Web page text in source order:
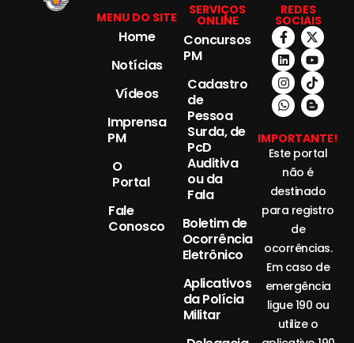
MENU DO SITE
Home
Notícias
Vídeos
Imprensa
PM
O
Portal
Fale
Conosco
SERVIÇOS
ONLINE
Concursos
PM
Cadastro
de
Pessoa
Surda, de
PcD
Auditiva
ou da
Fala
Boletim de
Ocorrência
Eletrônico
Aplicativos
da Polícia
Militar
REDES
SOCIAIS
IMPORTANTE!
Este portal
não é
destinado
para registro
de
ocorrências.
Em caso de
emergência
ligue 190 ou
utilize o